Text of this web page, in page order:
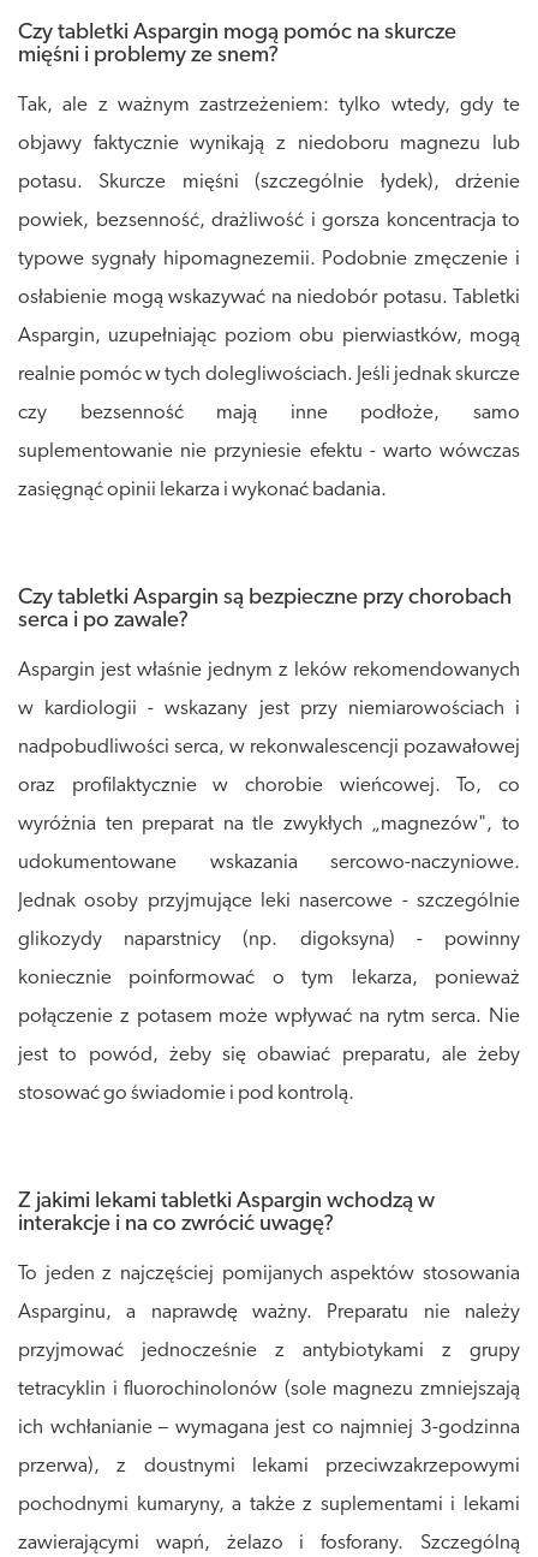
Czy tabletki Aspargin mogą pomóc na skurcze
mięśni i problemy ze snem?
Tak, ale z ważnym zastrzeżeniem: tylko wtedy, gdy te
objawy faktycznie wynikają z niedoboru magnezu lub
potasu. Skurcze mięśni (szczególnie łydek), drżenie
powiek, bezsenność, drażliwość i gorsza koncentracja to
typowe sygnały hipomagnezemii. Podobnie zmęczenie i
osłabienie mogą wskazywać na niedobór potasu. Tabletki
Aspargin, uzupełniając poziom obu pierwiastków, mogą
realnie pomóc w tych dolegliwościach. Jeśli jednak skurcze
czy bezsenność mają inne podłoże, samo
suplementowanie nie przyniesie efektu - warto wówczas
zasięgnąć opinii lekarza i wykonać badania.
Czy tabletki Aspargin są bezpieczne przy chorobach
serca i po zawale?
Aspargin jest właśnie jednym z leków rekomendowanych
w kardiologii - wskazany jest przy niemiarowościach i
nadpobudliwości serca, w rekonwalescencji pozawałowej
oraz profilaktycznie w chorobie wieńcowej. To, co
wyróżnia ten preparat na tle zwykłych „magnezów", to
udokumentowane wskazania sercowo-naczyniowe.
Jednak osoby przyjmujące leki nasercowe - szczególnie
glikozydy naparstnicy (np. digoksyna) - powinny
koniecznie poinformować o tym lekarza, ponieważ
połączenie z potasem może wpływać na rytm serca. Nie
jest to powód, żeby się obawiać preparatu, ale żeby
stosować go świadomie i pod kontrolą.
Z jakimi lekami tabletki Aspargin wchodzą w
interakcje i na co zwrócić uwagę?
To jeden z najczęściej pomijanych aspektów stosowania
Asparginu, a naprawdę ważny. Preparatu nie należy
przyjmować jednocześnie z antybiotykami z grupy
tetracyklin i fluorochinolonów (sole magnezu zmniejszają
ich wchłanianie – wymagana jest co najmniej 3-godzinna
przerwa), z doustnymi lekami przeciwzakrzepowymi
pochodnymi kumaryny, a także z suplementami i lekami
zawierającymi wapń, żelazo i fosforany. Szczególną